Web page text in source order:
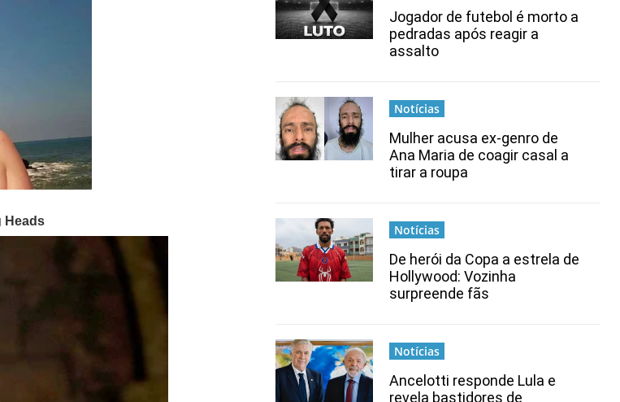
Jogador de futebol é morto a
pedradas após reagir a
assalto
Notícias
Mulher acusa ex-genro de
Ana Maria de coagir casal a
tirar a roupa
Notícias
De herói da Copa a estrela de
Hollywood: Vozinha
surpreende fãs
Notícias
Ancelotti responde Lula e
revela bastidores de